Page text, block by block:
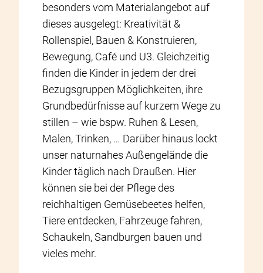
besonders vom Materialangebot auf
dieses ausgelegt: Kreativität &
Rollenspiel, Bauen & Konstruieren,
Bewegung, Café und U3. Gleichzeitig
finden die Kinder in jedem der drei
Bezugsgruppen Möglichkeiten, ihre
Grundbedürfnisse auf kurzem Wege zu
stillen – wie bspw. Ruhen & Lesen,
Malen, Trinken, … Darüber hinaus lockt
unser naturnahes Außengelände die
Kinder täglich nach Draußen. Hier
können sie bei der Pflege des
reichhaltigen Gemüsebeetes helfen,
Tiere entdecken, Fahrzeuge fahren,
Schaukeln, Sandburgen bauen und
vieles mehr.